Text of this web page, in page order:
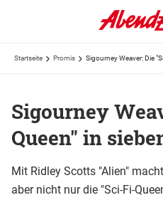
Startseite Promis Sigourney Weaver: Die
Sigourney
Queen" in
Mit Ridley Scotts "Alien"
aber nicht nur die "Sci-Fi-